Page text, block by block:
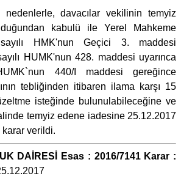
nedenlerle, davacılar vekilinin temyiz
kabulü ile Yerel Mahkeme
HMK'nun Geçici 3. maddesi
HUMK'nun 428. maddesi uyarınca
440/I maddesi gereğince
tebliğinden itibaren ilama karşı 15
isteğinde bulunulabileceğine ve
temyiz edene iadesine 25.12.2017
verildi.
DAİRESİ Esas : 2016/7141 Karar :